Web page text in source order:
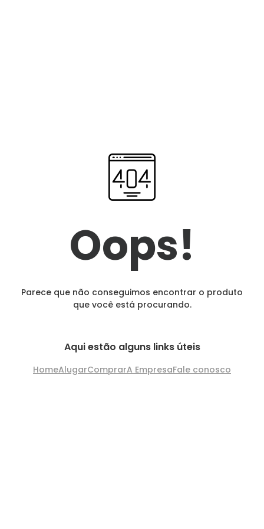
Oops!
Parece que não conseguimos encontrar o produto
que você está procurando.
Aqui estão alguns links úteis
HomeAlugarComprarA EmpresaFale conosco